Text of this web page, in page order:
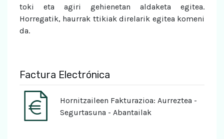
toki eta agiri gehienetan aldaketa egitea.
Horregatik, haurrak ttikiak direlarik egitea komeni
da.
Factura Electrónica
Hornitzaileen Fakturazioa: Aurreztea -
Segurtasuna - Abantailak